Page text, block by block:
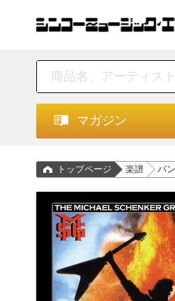
マガジン
トップページ 楽譜 バ